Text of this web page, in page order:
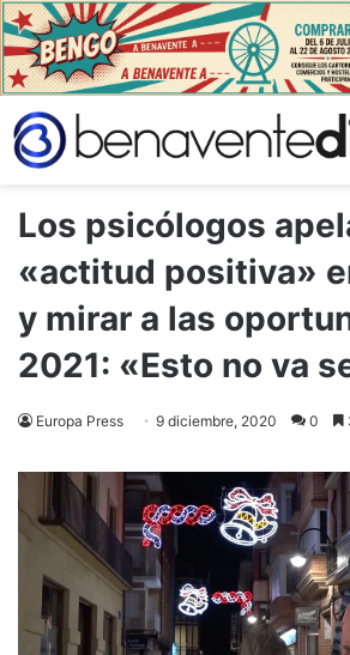
Los psicólogos
«actitud positiva»
y mirar a las
2021: «Esto no va
Europa Press 9 diciembre, 2020 0